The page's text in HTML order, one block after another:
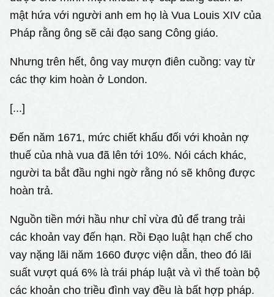
mật hứa với người anh em họ là Vua Louis XIV của
Pháp rằng ông sẽ cải đạo sang Công giáo.
Nhưng trên hết, ông vay mượn điên cuồng: vay từ
các thợ kim hoàn ở London.
[...]
Đến năm 1671, mức chiết khấu đối với khoản nợ
thuế của nhà vua đã lên tới 10%. Nói cách khác,
người ta bắt đầu nghi ngờ rằng nó sẽ không được
hoàn trả.
Nguồn tiền mới hầu như chỉ vừa đủ để trang trải
các khoản vay đến hạn. Rồi Đạo luật hạn chế cho
vay nặng lãi năm 1660 được viện dẫn, theo đó lãi
suất vượt quá 6% là trái pháp luật và vì thế toàn bộ
các khoản cho triều đình vay đều là bất hợp pháp.